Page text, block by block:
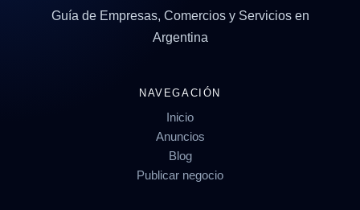
Guía de Empresas, Comercios y Servicios en
Argentina
NAVEGACIÓN
Inicio
Anuncios
Blog
Publicar negocio